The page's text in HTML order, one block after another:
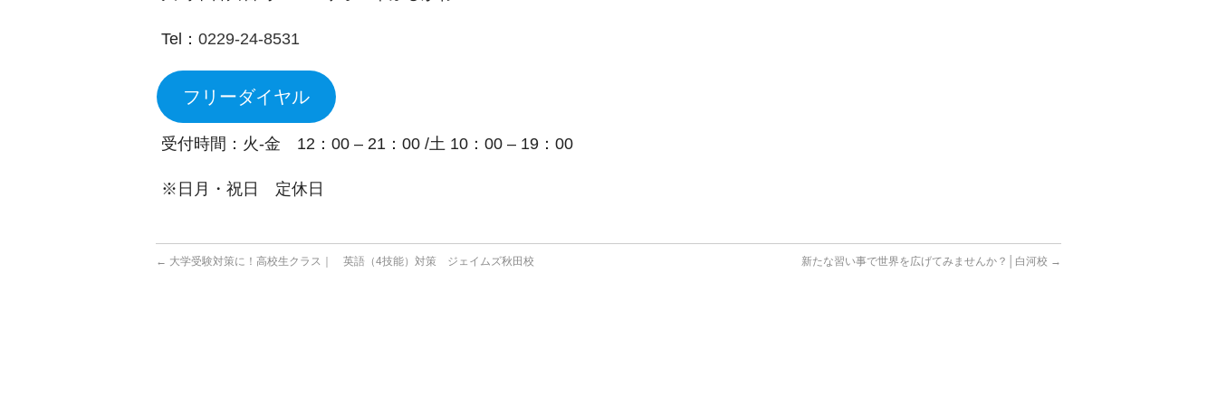
Tel： 0229-24-8531
フリーダイヤル
受付時間：火-金 12：00 – 21：00 /土 10：00 – 19：00
※日月・祝日 定休日
← 大学受験対策に！高校生クラス｜ 英語（4技能）対策 ジェイムズ秋田校 新たな習い事で世界を広げてみませんか？│白河校 →